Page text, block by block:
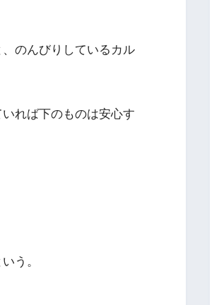
のんびりしているカル
れば下のものは安心す
う。